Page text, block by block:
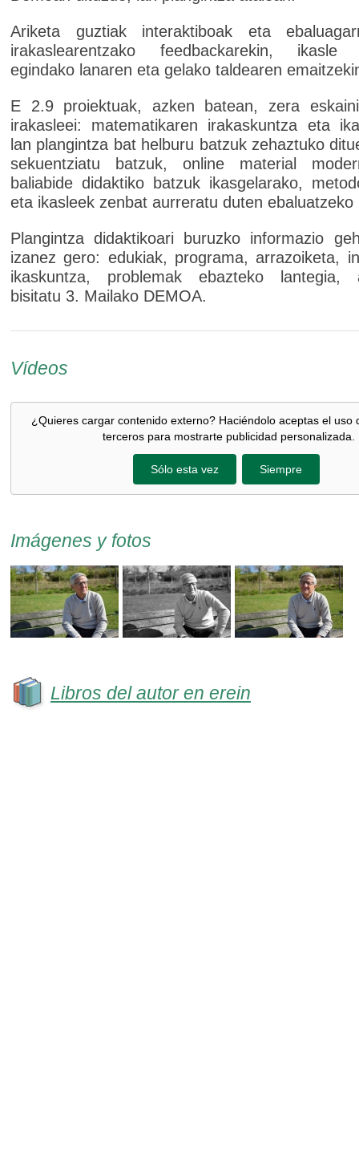
Ariketa guztiak interaktiboak eta
irakaslearentzako feedbackarekin, ikasle
egindako lanaren eta gelako taldearen
E 2.9 proiektuak, azken batean, zera
irakasleei: matematikaren irakaskuntza eta
lan plangintza bat helburu batzuk zehaztuko
sekuentziatu batzuk, online material
baliabide didaktiko batzuk ikasgelarako,
eta ikasleek zenbat aurreratu duten ebaluatzeko
Plangintza didaktikoari buruzko informazio
izanez gero: edukiak, programa, arrazoiketa,
ikaskuntza, problemak ebazteko lantegia,
bisitatu 3. Mailako DEMOA.
Vídeos
¿Quieres cargar contenido externo? Haciéndolo aceptas el uso
terceros para mostrarte publicidad personalizada.
Sólo esta vez Siempre
Imágenes y fotos
Libros del autor en erein